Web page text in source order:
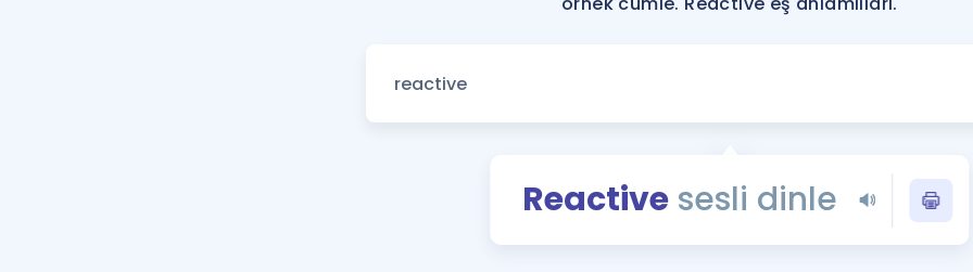
Tüm ÖSYM
YDS - YÖKDİL
İngilizce Gramer
Reactive sesli dinle